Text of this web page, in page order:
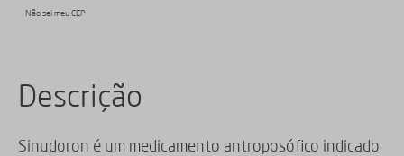
Não sei meu CEP
Descrição
Sinudoron é um medicamento antroposófico indicado